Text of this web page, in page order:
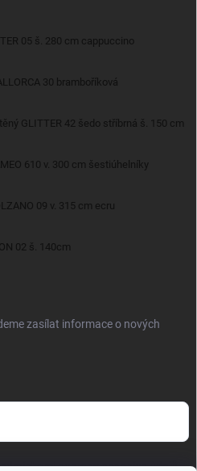
05 š. 280 cm cappuccino
30 bramboříková
GLITTER 42 šedo stříbrná š. 150 cm
610 v. 300 cm šestiúhelníky
Dekorační látka BOLZANO 09 v. 315 cm ecru
02 š. 140cm
zasílat informace o nových
ochrany osobních údajů.